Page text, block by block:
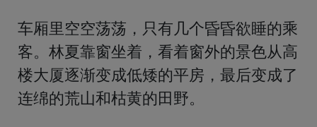
车厢里空空荡荡，只有几个昏昏欲睡的乘
客。林夏靠窗坐着，看着窗外的景色从高
楼大厦逐渐变成低矮的平房，最后变成了
连绵的荒山和枯黄的田野。